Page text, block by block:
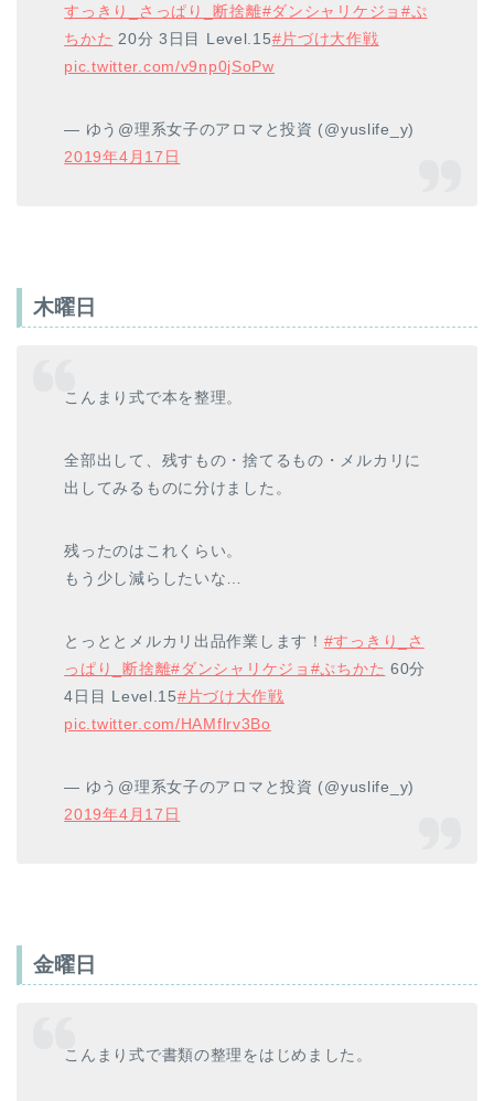
すっきり_さっぱり_断捨離#ダンシャリケジョ#ぷ
ちかた 20分 3日目 Level.15#片づけ大作戦
pic.twitter.com/v9np0jSoPw
— ゆう@理系女子のアロマと投資 (@yuslife_y)
2019年4月17日
木曜日
こんまり式で本を整理。
全部出して、残すもの・捨てるもの・メルカリに
出してみるものに分けました。
残ったのはこれくらい。
もう少し減らしたいな…
とっととメルカリ出品作業します！ #すっきり_さ
っぱり_断捨離#ダンシャリケジョ #ぷちかた 60分
4日目 Level.15#片づけ大作戦
pic.twitter.com/HAMflrv3Bo
— ゆう@理系女子のアロマと投資 (@yuslife_y)
2019年4月17日
金曜日
こんまり式で書類の整理をはじめました。